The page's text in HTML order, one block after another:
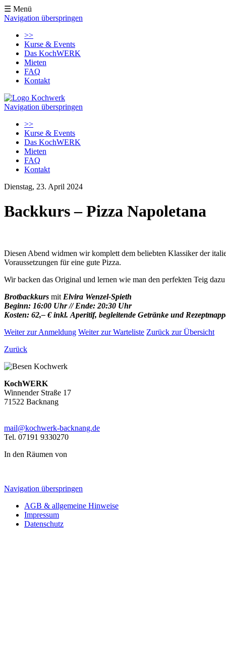
☰ Menü
Navigation überspringen
>>
Kurse & Events
Das KochWERK
Mieten
FAQ
Kontakt
Navigation überspringen
>>
Kurse & Events
Das KochWERK
Mieten
FAQ
Kontakt
Dienstag, 23. April 2024
Backkurs – Pizza Napoletana
Diesen Abend widmen wir komplett dem beliebten Klassiker der
Voraussetzungen für eine gute Pizza.
Wir backen das Original und lernen wie man den perfekten Teig
Brotbackkurs mit Elvira Wenzel-Spieth
Beginn: 16:00 Uhr // Ende: 20:30 Uhr
Kosten: 62,– € inkl. Aperitif, begleitende Getränke und
Weiter zur Anmeldung Weiter zur Warteliste Zurück zur Übersicht
Zurück
KochWERK
Winnender Straße 17
71522 Backnang
mail@kochwerk-backnang.de
Tel. 07191 9330270
In den Räumen von
Navigation überspringen
AGB & allgemeine Hinweise
Impressum
Datenschutz